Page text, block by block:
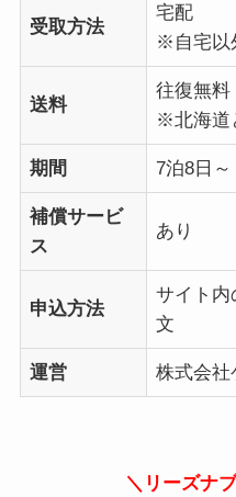
受取方法
宅配
※自宅以
送料
往復無料
※北海道
期間 7泊8日～
補償サービ
ス
あり
申込方法
サイト内
文
運営 株式会社
＼リーズナ